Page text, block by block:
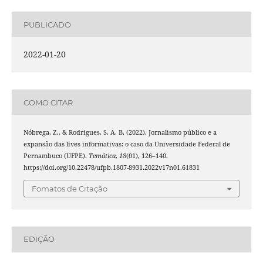
PUBLICADO
2022-01-20
COMO CITAR
Nóbrega, Z., & Rodrigues, S. A. B. (2022). Jornalismo público e a
expansão das lives informativas: o caso da Universidade Federal de
Pernambuco (UFPE). Temática, 18(01), 126–140.
https://doi.org/10.22478/ufpb.1807-8931.2022v17n01.61831
Fomatos de Citação
EDIÇÃO